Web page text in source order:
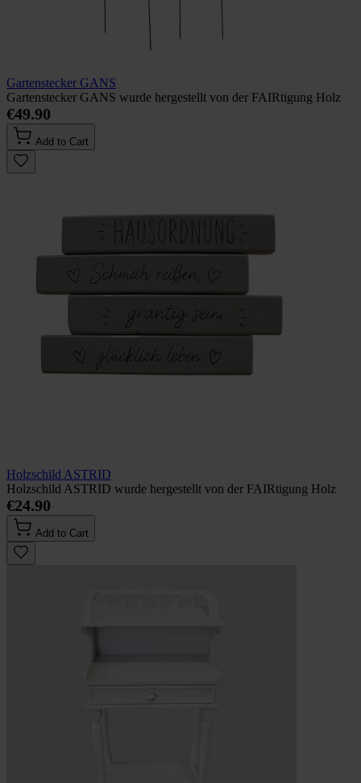
Gartenstecker GANS
Gartenstecker GANS wurde hergestellt von der FAIRtigung Holz
€49.90
Add to Cart
Holzschild ASTRID
Holzschild ASTRID wurde hergestellt von der FAIRtigung Holz
€24.90
Add to Cart